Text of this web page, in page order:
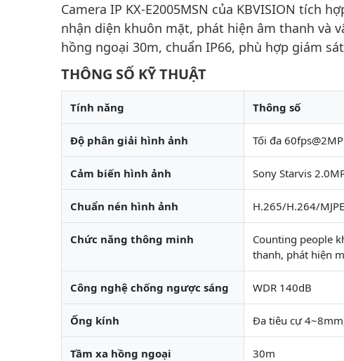
Camera IP KX-E2005MSN của KBVISION tích
nhận diện khuôn mặt, phát hiện âm thanh và
hồng ngoại 30m, chuẩn IP66, phù hợp giám
THÔNG SỐ KỸ THUẬT
Tính năng Thông số
Độ phân giải hình ảnh Tối đa
Cảm biến hình ảnh Sony Starvis
Chuẩn nén hình ảnh H.265/H.264/
Chức năng thông minh
Counting people
thanh, phát hiện
Công nghệ chống ngược sáng WDR 140dB
Ống kính Đa tiêu cự
Tầm xa hồng ngoại 30m